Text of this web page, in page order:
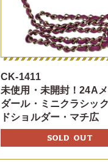
CK-1411
未使用・未開封！24A
ダール・ミニクラシッ
ドショルダー・マチ広
SOLD OUT